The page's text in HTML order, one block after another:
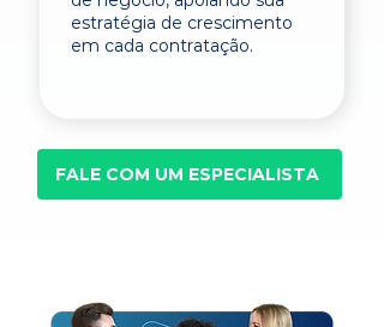
estratégia de crescimento
em cada contratação.
FALE COM UM ESPECIALISTA